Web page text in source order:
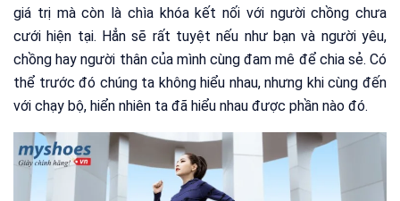
giá trị mà còn là chìa khóa kết nối với người chồng chưa
cưới hiện tại. Hẳn sẽ rất tuyệt nếu như bạn và người yêu,
chồng hay người thân của mình cùng đam mê để chia sẻ. Có
thể trước đó chúng ta không hiểu nhau, nhưng khi cùng đến
với chạy bộ, hiển nhiên ta đã hiểu nhau được phần nào đó.